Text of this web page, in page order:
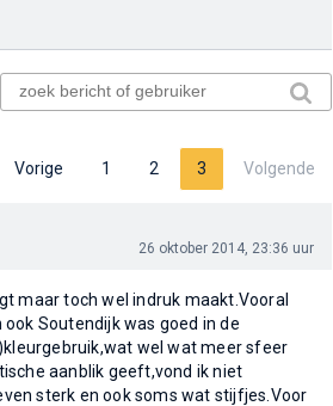
Vorige 1 2 3 Volgende
26 oktober 2014, 23:36 uur
maar toch wel indruk maakt.Vooral
Soutendijk was goed in de
wel wat meer sfeer
aanblik geeft,vond ik niet
sterk en ook soms wat stijfjes.Voor